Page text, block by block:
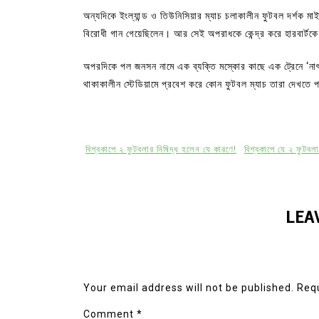
অন্যদিকে ইংল্যান্ড ও তিউনিসিয়ার ম্যাচ চলাকালীন ফুটবল দর্শক
বিরোধী গান গেয়েছিলেন। আর সেই অপরাধকে কেন্দ্র করে
অপরদিকে পল জনসন নামে এক ব্যক্তি মস্কোর কাছে এক ট্রেনে
থাকাকালীন স্টেডিয়ামে প্রবেশ করে কোন ফুটবল ম্যাচ তারা দেখতে
বিশ্বকাপে ২ ফুটবলার নিষিদ্ধ হলেন যে কারণে! বিশ্বকাপে যে ২
Your email address will not be published.
Comment *